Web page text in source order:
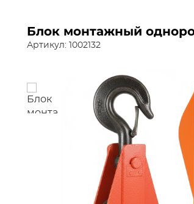
Блок монтажный
Артикул: 1002132